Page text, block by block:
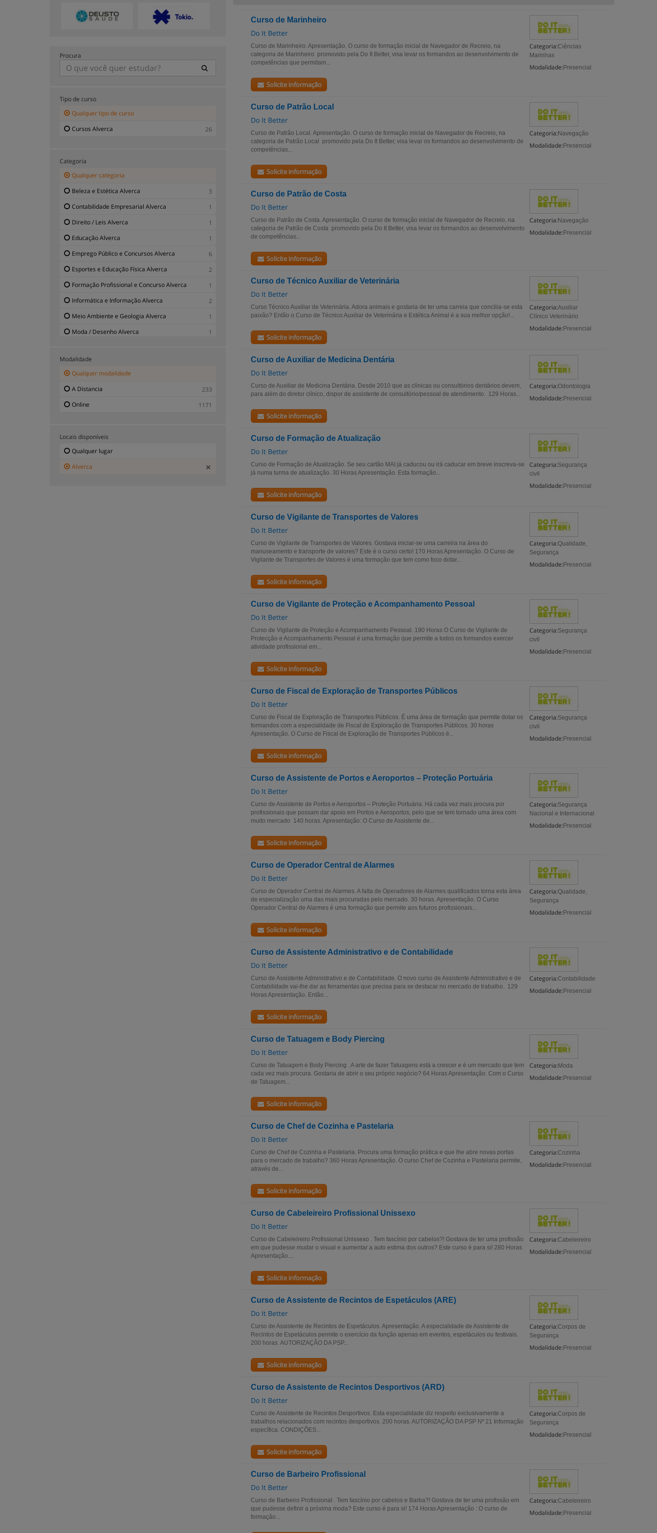
Curso de Marinheiro
Do It Better
Categoria:Ciências
Marinhas
Modalidade: Presencial
Curso de Marinheiro. Apresentação. O curso de formação inicial de Navegador de Recreio, na
categoria de Marinheiro promovido pela Do It Better, visa levar os formandos ao desenvolvimento de
competências que permitam...
Solicite informação
Curso de Patrão Local
Do It Better
Categoria: Navegação
Modalidade: Presencial
Curso de Patrão Local. Apresentação. O curso de formação inicial de Navegador de Recreio, na
categoria de Patrão Local promovido pela Do It Better, visa levar os formandos ao desenvolvimento de
competências...
Solicite informação
Curso de Patrão de Costa
Do It Better
Categoria: Navegação
Modalidade: Presencial
Curso de Patrão de Costa. Apresentação. O curso de formação inicial de Navegador de Recreio, na
categoria de Patrão de Costa promovido pela Do It Better, visa levar os formandos ao desenvolvimento
de competências...
Solicite informação
Curso de Técnico Auxiliar de Veterinária
Do It Better
Categoria:Auxiliar
Clínico Veterinário
Modalidade: Presencial
Curso Técnico Auxiliar de Veterinária. Adora animais e gostaria de ter uma carreia que concilia-se esta
paixão? Então o Curso de Técnico Auxiliar de Veterinária e Estética Animal é a sua melhor opção!...
Solicite informação
Curso de Auxiliar de Medicina Dentária
Do It Better
Categoria:Odontologia
Modalidade: Presencial
Curso de Auxiliar de Medicina Dentária. Desde 2010 que as clínicas ou consultórios dentários devem,
para além do diretor clínico, dispor de assistente de consultório/pessoal de atendimento. 129 Horas...
Solicite informação
Curso de Formação de Atualização
Do It Better
Categoria:Segurança
civil
Modalidade: Presencial
Curso de Formação de Atualização. Se seu cartão MAI já caducou ou irá caducar em breve inscreva-se
já numa turma de atualização. 30 Horas Apresentação. Esta formação...
Solicite informação
Curso de Vigilante de Transportes de Valores
Do It Better
Categoria:Qualidade,
Segurança
Modalidade: Presencial
Curso de Vigilante de Transportes de Valores. Gostava iniciar-se uma carreira na área do
manuseamento e transporte de valores? Este é o curso certo! 170 Horas Apresentação. O Curso de
Vigilante de Transportes de Valores é uma formação que tem como foco dotar...
Solicite informação
Curso de Vigilante de Proteção e Acompanhamento Pessoal
Do It Better
Categoria:Segurança
civil
Modalidade: Presencial
Curso de Vigilante de Proteção e Acompanhamento Pessoal. 190 Horas O Curso de Vigilante de
Protecção e Acompanhamento Pessoal é uma formação que permite a todos os formandos exercer
atividade profissional em...
Solicite informação
Curso de Fiscal de Exploração de Transportes Públicos
Do It Better
Categoria:Segurança
civil
Modalidade: Presencial
Curso de Fiscal de Exploração de Transportes Públicos. É uma área de formação que permite dotar os
formandos com a especialidade de Fiscal de Exploração de Transportes Públicos. 30 horas
Apresentação. O Curso de Fiscal de Exploração de Transportes Públicos é...
Solicite informação
Curso de Assistente de Portos e Aeroportos – Proteção Portuária
Do It Better
Categoria:Segurança
Nacional e Internacional
Modalidade: Presencial
Curso de Assistente de Portos e Aeroportos – Proteção Portuária. Há cada vez mais procura por
profissionais que possam dar apoio em Portos e Aeroportos, pelo que se tem tornado uma área com
muito mercado 140 horas. Apresentação: O Curso de Assistente de...
Solicite informação
Curso de Operador Central de Alarmes
Do It Better
Categoria:Qualidade,
Segurança
Modalidade: Presencial
Curso de Operador Central de Alarmes. A falta de Operadores de Alarmes qualificados torna esta área
de especialização uma das mais procuradas pelo mercado. 30 horas. Apresentação. O Curso
Operador Central de Alarmes é uma formação que permite aos futuros profissionais...
Solicite informação
Curso de Assistente Administrativo e de Contabilidade
Do It Better
Categoria:Contabilidade
Modalidade: Presencial
Curso de Assistente Administrativo e de Contabilidade. O novo curso de Assistente Administrativo e de
Contabilidade vai-lhe dar as ferramentas que precisa para se destacar no mercado de trabalho. 129
Horas Apresentação. Então...
Solicite informação
Curso de Tatuagem e Body Piercing
Do It Better
Categoria: Moda
Modalidade: Presencial
Curso de Tatuagem e Body Piercing . A arte de fazer Tatuagens está a crescer e é um mercado que tem
cada vez mais procura. Gostaria de abrir o seu próprio negócio? 64 Horas Apresentação. Com o Curso
de Tatuagem...
Solicite informação
Curso de Chef de Cozinha e Pastelaria
Do It Better
Categoria:Cozinha
Modalidade: Presencial
Curso de Chef de Cozinha e Pastelaria. Procura uma formação prática e que lhe abre novas portas
para o mercado de trabalho? 360 Horas Apresentação. O curso Chef de Cozinha e Pastelaria permite,
através de...
Solicite informação
Curso de Cabeleireiro Profissional Unissexo
Do It Better
Categoria:Cabeleireiro
Modalidade: Presencial
Curso de Cabeleireiro Profissional Unissexo . Tem fascínio por cabelos?! Gostava de ter uma profissão
em que pudesse mudar o visual e aumentar a auto estima dos outros? Este curso é para si! 280 Horas
Apresentação....
Solicite informação
Curso de Assistente de Recintos de Espetáculos (ARE)
Do It Better
Categoria:Corpos de
Segurança
Modalidade: Presencial
Curso de Assistente de Recintos de Espetáculos. Apresentação. A especialidade de Assistente de
Recintos de Espetáculos permite o exercício da função apenas em eventos, espetáculos ou festivais.
200 horas. AUTORIZAÇÃO DA PSP...
Solicite informação
Curso de Assistente de Recintos Desportivos (ARD)
Do It Better
Categoria:Corpos de
Segurança
Modalidade: Presencial
Curso de Assistente de Recintos Desportivos. Esta especialidade diz respeito exclusivamente a
trabalhos relacionados com recintos desportivos. 200 horas. AUTORIZAÇÃO DA PSP Nº 21 Informação
específica. CONDIÇÕES...
Solicite informação
Curso de Barbeiro Profissional
Do It Better
Categoria:Cabeleireiro
Modalidade: Presencial
Curso de Barbeiro Profissional . Tem fascínio por cabelos e Barba?! Gostava de ter uma profissão em
que pudesse definir a próxima moda? Este curso é para si! 174 Horas Apresentação : O curso de
formação...
Procura
Tipo de curso
Qualquer tipo de curso
Cursos Alverca
26
Categoria
Qualquer categoria
Beleza e Estética Alverca
3
Contabilidade Empresarial Alverca
1
Direito / Leis Alverca
1
Educação Alverca
1
Emprego Público e Concursos Alverca
6
Esportes e Educação Física Alverca
2
Formação Profissional e Concurso Alverca
1
Informática e Informação Alverca
2
Meio Ambiente e Geologia Alverca
1
Moda / Desenho Alverca
1
Prevenção de Acidentes do Trabalho Alverca
Programas Empresariais Alverca
Modalidade
Qualquer modalidade
A Distancia
233
Online
1171
Locais disponíveis
Qualquer lugar
Alverca